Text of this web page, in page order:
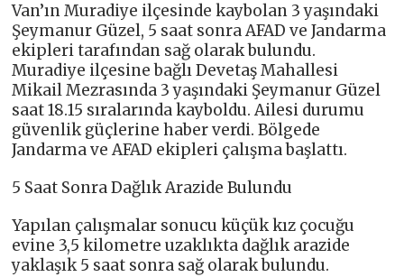
Van’ın Muradiye ilçesinde kaybolan 3 yaşındaki
Şeymanur Güzel, 5 saat sonra AFAD ve Jandarma
ekipleri tarafından sağ olarak bulundu.
Muradiye ilçesine bağlı Devetaş Mahallesi
Mikail Mezrasında 3 yaşındaki Şeymanur Güzel
saat 18.15 sıralarında kayboldu. Ailesi durumu
güvenlik güçlerine haber verdi. Bölgede
Jandarma ve AFAD ekipleri çalışma başlattı.
5 Saat Sonra Dağlık Arazide Bulundu
Yapılan çalışmalar sonucu küçük kız çocuğu
evine 3,5 kilometre uzaklıkta dağlık arazide
yaklaşık 5 saat sonra sağ olarak bulundu.